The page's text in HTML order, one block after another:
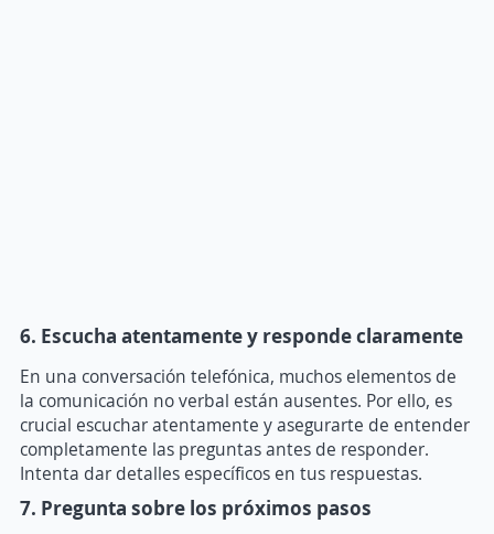
6. Escucha atentamente y responde claramente
En una conversación telefónica, muchos elementos de
la comunicación no verbal están ausentes. Por ello, es
crucial escuchar atentamente y asegurarte de entender
completamente las preguntas antes de responder.
Intenta dar detalles específicos en tus respuestas.
7. Pregunta sobre los próximos pasos